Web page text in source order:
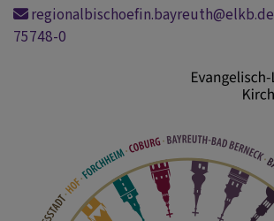
Direkt
zum
regionalbischoefin.bayreuth@elkb.de
75748-0